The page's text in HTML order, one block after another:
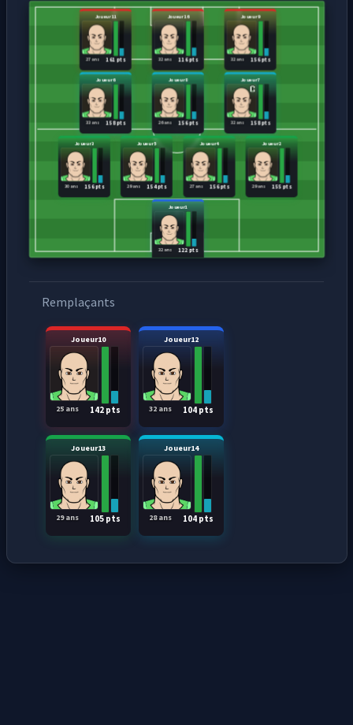
Joueur1
122 pts
32 ans
Joueur3
156 pts
30 ans
Joueur5
154 pts
29 ans
Joueur4
156 pts
27 ans
Joueur2
155 pts
29 ans
Joueur6
158 pts
33 ans
Joueur8
156 pts
26 ans
Joueur7
158 pts
32 ans
Joueur11
161 pts
27 ans
Joueur16
116 pts
32 ans
Joueur9
156 pts
32 ans
Remplaçants
Joueur10
142 pts
25 ans
Joueur12
104 pts
32 ans
Joueur13
105 pts
29 ans
Joueur14
104 pts
28 ans